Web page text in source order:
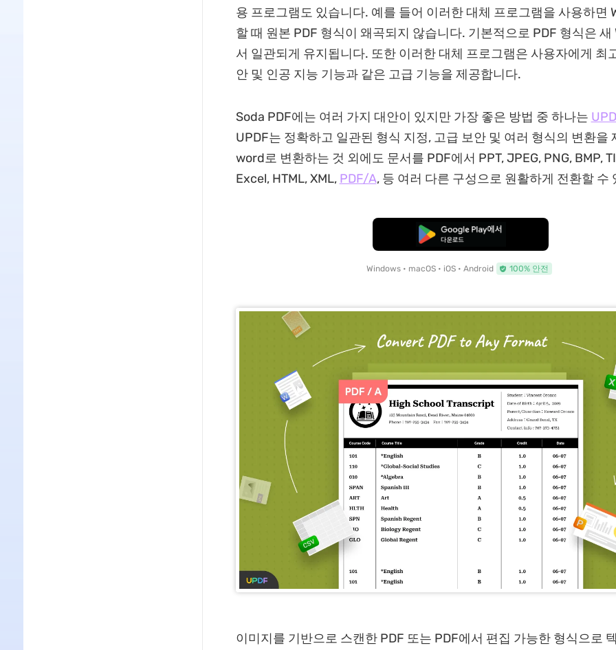
용 프로그램도 있습니다. 예를 들어 이러한 대체 프로그램을 사용하면
할 때 원본 PDF 형식이 왜곡되지 않습니다. 기본적으로 PDF 형식은 새
서 일관되게 유지됩니다. 또한 이러한 대체 프로그램은 사용자에게 최
안 및 인공 지능 기능과 같은 고급 기능을 제공합니다.
Soda PDF에는 여러 가지 대안이 있지만 가장 좋은 방법 중 하나는
UPDF는 정확하고 일관된 형식 지정, 고급 보안 및 여러 형식의 변환을
word로 변환하는 것 외에도 문서를 PDF에서 PPT, JPEG, PNG, BMP,
Excel, HTML, XML, PDF/A, 등 여러 다른 구성으로 원활하게 전환할 수
무료로 다운로드
Windows • macOS • iOS • Android 100% 안전
이미지를 기반으로 스캔한 PDF 또는 PDF에서 편집 가능한 형식으로